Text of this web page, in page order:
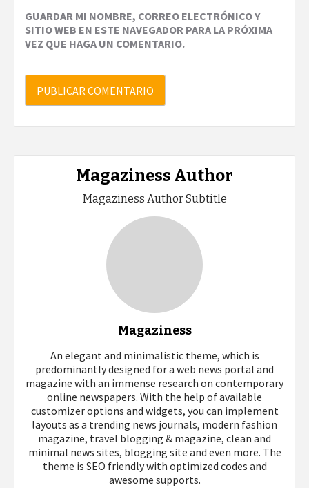
GUARDAR MI NOMBRE, CORREO ELECTRÓNICO Y
SITIO WEB EN ESTE NAVEGADOR PARA LA PRÓXIMA
VEZ QUE HAGA UN COMENTARIO.
Magaziness Author
Magaziness Author Subtitle
Magaziness
An elegant and minimalistic theme, which is
predominantly designed for a web news portal and
magazine with an immense research on contemporary
online newspapers. With the help of available
customizer options and widgets, you can implement
layouts as a trending news journals, modern fashion
magazine, travel blogging & magazine, clean and
minimal news sites, blogging site and even more. The
theme is SEO friendly with optimized codes and
awesome supports.